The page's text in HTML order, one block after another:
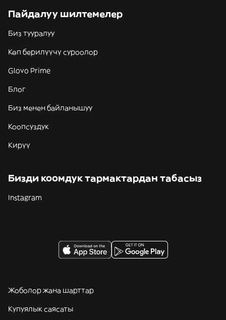
Пайдалуу шилтемелер
Биз тууралуу
Көп берилүүчү суроолор
Glovo Prime
Блог
Биз менен байланышуу
Коопсуздук
Кирүү
Бизди коомдук тармактардан табасыз
Instagram
Жоболор жана шарттар
Купуялык саясаты